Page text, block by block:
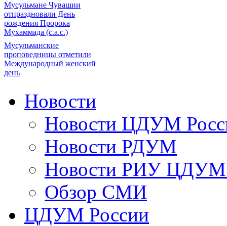
Мусульмане Чувашии
отпраздновали День
рождения Пророка
Мухаммада (с.а.с.)
Мусульманские
проповедницы отметили
Международный женский
день
Новости
Новости ЦДУМ
Новости РДУМ
Новости РИУ ЦДУМ
Обзор СМИ
ЦДУМ России